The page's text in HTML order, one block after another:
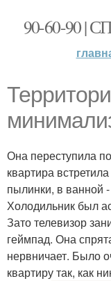
90-60-90
Она переступила
квартира
пылинки, в ванной
Холодильник был
Зато телевизор
геймпад. Она
нервничает. Было
квартиру так, как